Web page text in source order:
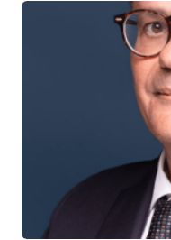
Image